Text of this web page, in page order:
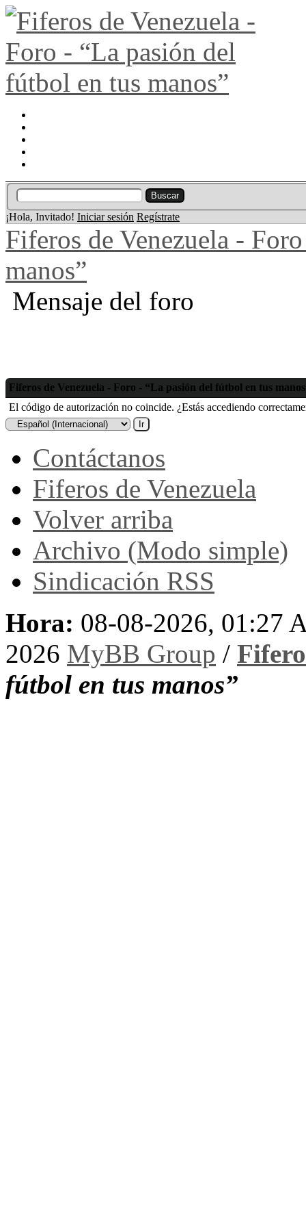
¡Hola, Invitado! Iniciar sesión Regístrate
Fiferos de Venezuela -
manos”
Mensaje del foro
Fiferos de Venezuela - Foro - “La pasión del fútbol en tus
El código de autorización no coincide. ¿Estás accediendo
Contáctanos
Fiferos de Venezuela
Volver arriba
Archivo (Modo simple)
Sindicación RSS
Hora: 08-08-2026, 01:27
2026 MyBB Group /
fútbol en tus manos”